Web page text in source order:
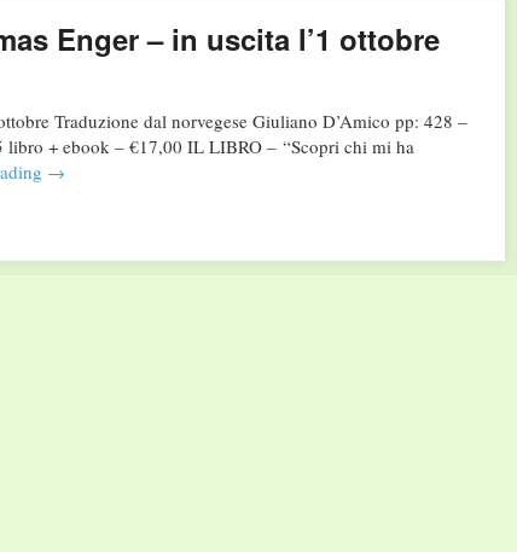
Enger – in uscita l’1 ottobre
Traduzione dal norvegese Giuliano D’Amico pp: 428 –
+ ebook – €17,00 IL LIBRO – “Scopri chi mi ha
→